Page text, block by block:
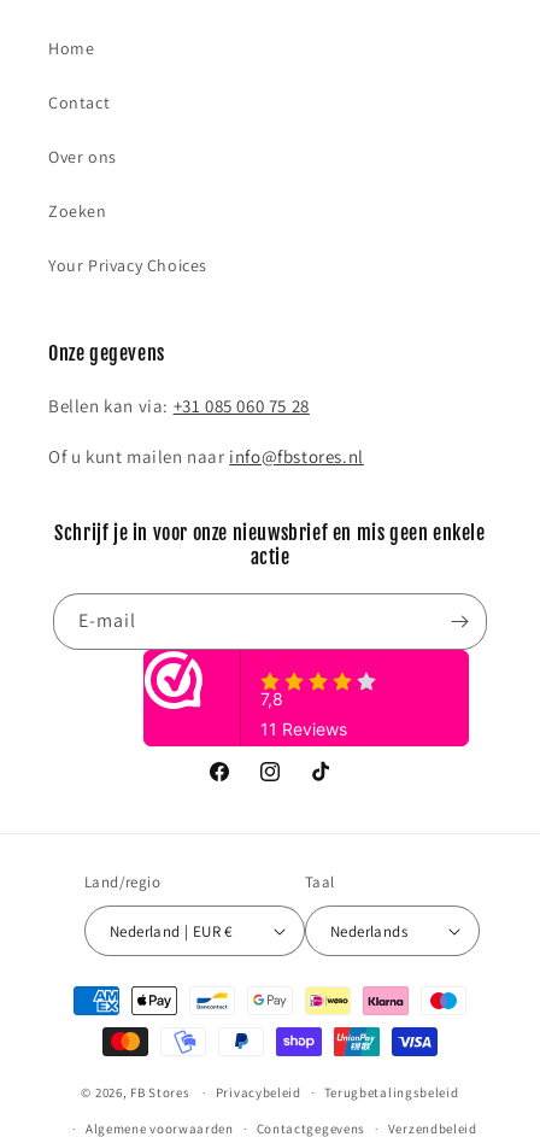
Home
Contact
Over ons
Zoeken
Your Privacy Choices
Onze gegevens
Bellen kan via: +31 085 060 75 28
Of u kunt mailen naar info@fbstores.nl
Schrijf je in voor onze nieuwsbrief en mis geen enkele
actie
E‑mail
FacebookInstagramTikTok
Land/regio
Nederland | EUR €
Taal
Nederlands
Betaalmethoden
© 2026, FB Stores Privacybeleid Terugbetalingsbeleid
Algemene voorwaarden Contactgegevens Verzendbeleid